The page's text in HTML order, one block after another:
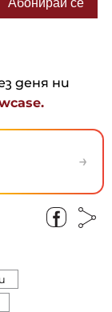
деня ни
→